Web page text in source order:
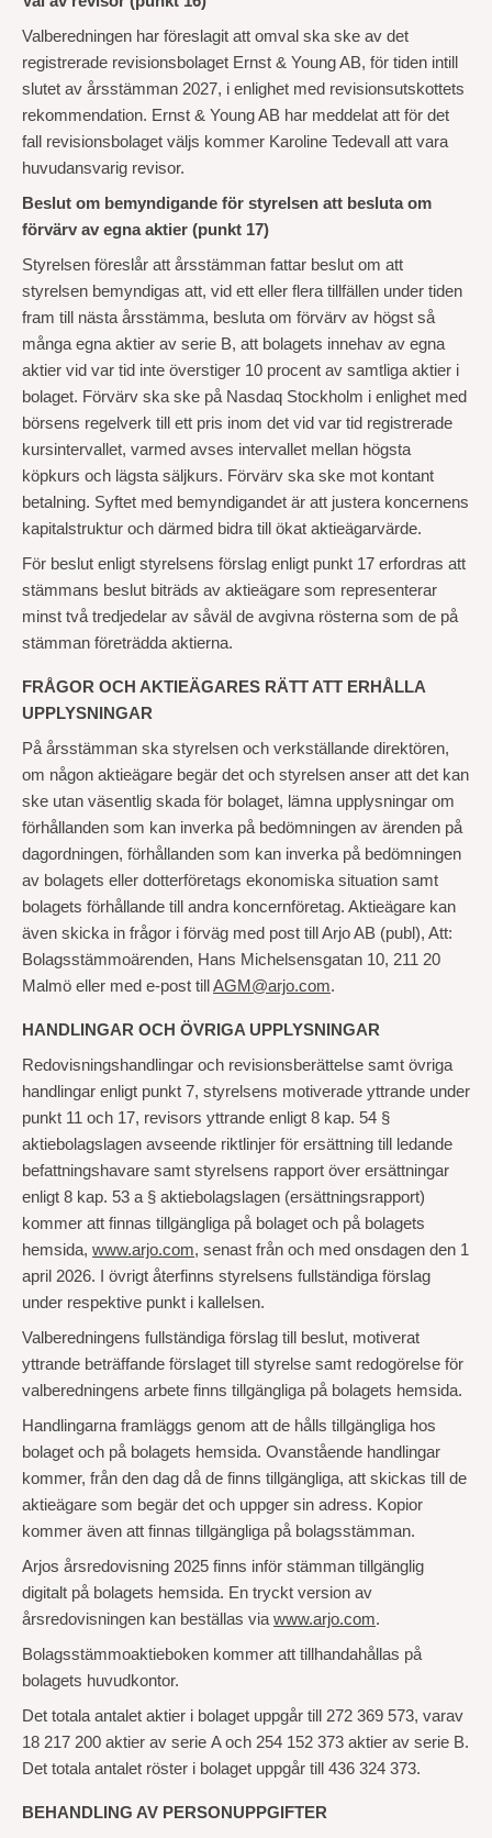
Valberedningen har föreslagit att omval ska ske av det
registrerade revisionsbolaget Ernst & Young AB, för tiden intill
slutet av årsstämman 2027, i enlighet med revisionsutskottets
rekommendation. Ernst & Young AB har meddelat att för det
fall revisionsbolaget väljs kommer Karoline Tedevall att vara
huvudansvarig revisor.
Beslut om bemyndigande för styrelsen att besluta om
förvärv av egna aktier (punkt 17)
Styrelsen föreslår att årsstämman fattar beslut om att
styrelsen bemyndigas att, vid ett eller flera tillfällen under tiden
fram till nästa årsstämma, besluta om förvärv av högst så
många egna aktier av serie B, att bolagets innehav av egna
aktier vid var tid inte överstiger 10 procent av samtliga aktier i
bolaget. Förvärv ska ske på Nasdaq Stockholm i enlighet med
börsens regelverk till ett pris inom det vid var tid registrerade
kursintervallet, varmed avses intervallet mellan högsta
köpkurs och lägsta säljkurs. Förvärv ska ske mot kontant
betalning. Syftet med bemyndigandet är att justera koncernens
kapitalstruktur och därmed bidra till ökat aktieägarvärde.
För beslut enligt styrelsens förslag enligt punkt 17 erfordras att
stämmans beslut biträds av aktieägare som representerar
minst två tredjedelar av såväl de avgivna rösterna som de på
stämman företrädda aktierna.
FRÅGOR OCH AKTIEÄGARES RÄTT ATT ERHÅLLA
UPPLYSNINGAR
På årsstämman ska styrelsen och verkställande direktören,
om någon aktieägare begär det och styrelsen anser att det kan
ske utan väsentlig skada för bolaget, lämna upplysningar om
förhållanden som kan inverka på bedömningen av ärenden på
dagordningen, förhållanden som kan inverka på bedömningen
av bolagets eller dotterföretags ekonomiska situation samt
bolagets förhållande till andra koncernföretag. Aktieägare kan
även skicka in frågor i förväg med post till Arjo AB (publ), Att:
Bolagsstämmoärenden, Hans Michelsensgatan 10, 211 20
Malmö eller med e-post till AGM@arjo.com.
HANDLINGAR OCH ÖVRIGA UPPLYSNINGAR
Redovisningshandlingar och revisionsberättelse samt övriga
handlingar enligt punkt 7, styrelsens motiverade yttrande under
punkt 11 och 17, revisors yttrande enligt 8 kap. 54 §
aktiebolagslagen avseende riktlinjer för ersättning till ledande
befattningshavare samt styrelsens rapport över ersättningar
enligt 8 kap. 53 a § aktiebolagslagen (ersättningsrapport)
kommer att finnas tillgängliga på bolaget och på bolagets
hemsida, www.arjo.com, senast från och med onsdagen den 1
april 2026. I övrigt återfinns styrelsens fullständiga förslag
under respektive punkt i kallelsen.
Valberedningens fullständiga förslag till beslut, motiverat
yttrande beträffande förslaget till styrelse samt redogörelse för
valberedningens arbete finns tillgängliga på bolagets hemsida.
Handlingarna framläggs genom att de hålls tillgängliga hos
bolaget och på bolagets hemsida. Ovanstående handlingar
kommer, från den dag då de finns tillgängliga, att skickas till de
aktieägare som begär det och uppger sin adress. Kopior
kommer även att finnas tillgängliga på bolagsstämman.
Arjos årsredovisning 2025 finns inför stämman tillgänglig
digitalt på bolagets hemsida. En tryckt version av
årsredovisningen kan beställas via www.arjo.com.
Bolagsstämmoaktieboken kommer att tillhandahållas på
bolagets huvudkontor.
Det totala antalet aktier i bolaget uppgår till 272 369 573, varav
18 217 200 aktier av serie A och 254 152 373 aktier av serie B.
Det totala antalet röster i bolaget uppgår till 436 324 373.
BEHANDLING AV PERSONUPPGIFTER